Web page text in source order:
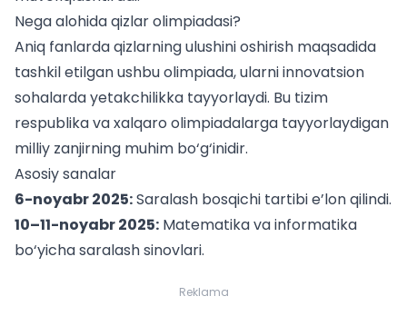
Nega alohida qizlar olimpiadasi?
Aniq fanlarda qizlarning ulushini oshirish maqsadida
tashkil etilgan ushbu olimpiada, ularni innovatsion
sohalarda yetakchilikka tayyorlaydi. Bu tizim
respublika va xalqaro olimpiadalarga tayyorlaydigan
milliy zanjirning muhim bo‘g‘inidir.
Asosiy sanalar
6-noyabr 2025:Saralash bosqichi tartibi e’lon qilindi.
10–11-noyabr 2025: Matematika va informatika
bo‘yicha saralash sinovlari.
Reklama